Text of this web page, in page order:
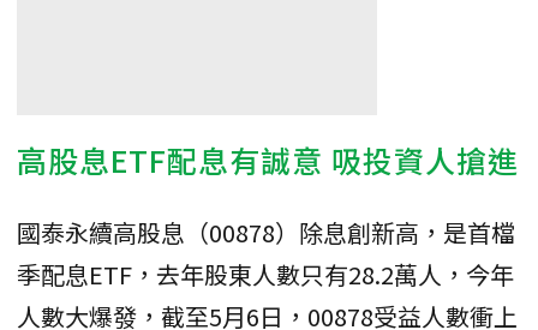
高股息ETF配息有誠意 吸投資人搶進
國泰永續高股息（00878）除息創新高，是首檔
季配息ETF，去年股東人數只有28.2萬人，今年
人數大爆發，截至5月6日，00878受益人數衝上